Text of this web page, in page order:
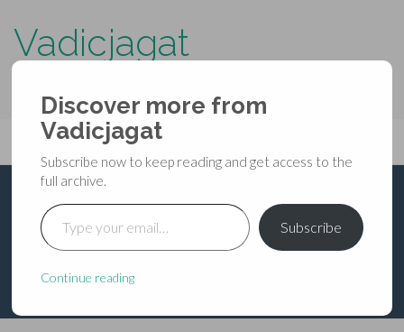
Vadicjagat
Primary
Menu
content
Vadicjagat
शरीर रक्षा शाबर मन्त्र 02
Discover more from
Vadicjagat
Subscribe now to keep reading and get access to the
full archive.
Type your email…
Subscribe
Continue reading